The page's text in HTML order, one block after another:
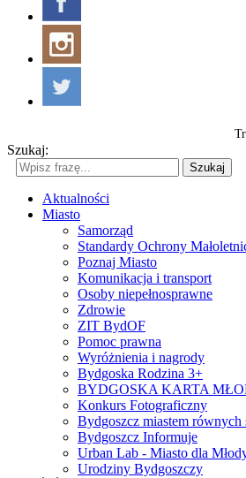
Szukaj:
Szukaj
Aktualności
Miasto
Samorząd
Standardy Ochrony
Poznaj Miasto
Komunikacja i transport
Osoby niepełnosprawne
Zdrowie
ZIT BydOF
Pomoc prawna
Wyróżnienia i nagrody
Bydgoska Rodzina 3+
BYDGOSKA KARTA
Konkurs Fotograficzny
Bydgoszcz miastem równych
Bydgoszcz Informuje
Urban Lab - Miasto dla
Urodziny Bydgoszczy